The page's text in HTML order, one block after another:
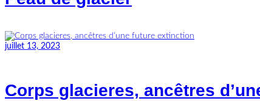
juillet 13, 2023
Corps glacieres, ancêtres